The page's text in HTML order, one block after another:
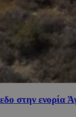
στην ενορία